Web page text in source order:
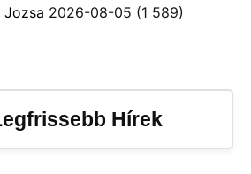
Jozsa 2026-08-05 (1 589)
Hírek